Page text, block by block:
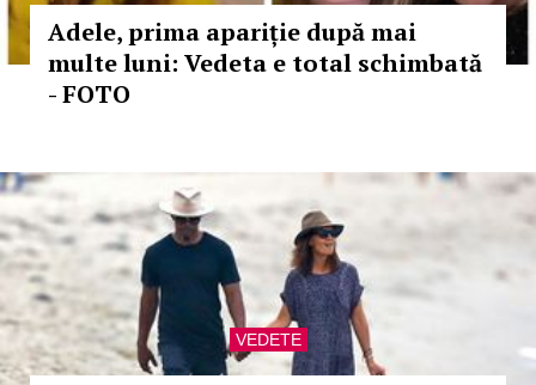
Adele, prima apariție după mai
multe luni: Vedeta e total schimbată
- FOTO
VEDETE